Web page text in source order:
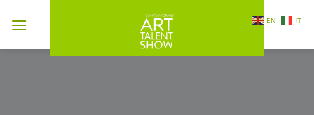
EN IT